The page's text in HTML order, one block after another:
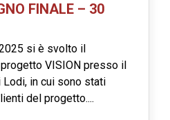
FINALE – 30
si è svolto il
VISION presso il
in cui sono stati
del progetto....